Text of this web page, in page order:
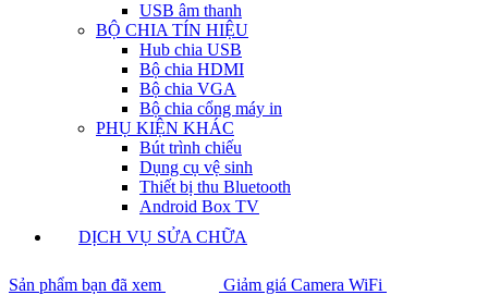
USB âm thanh
BỘ CHIA TÍN HIỆU
Hub chia USB
Bộ chia HDMI
Bộ chia VGA
Bộ chia cổng máy in
PHỤ KIỆN KHÁC
Bút trình chiếu
Dụng cụ vệ sinh
Thiết bị thu Bluetooth
Android Box TV
DỊCH VỤ SỬA CHỮA
Sản phẩm bạn đã xem
Giảm giá Camera WiFi